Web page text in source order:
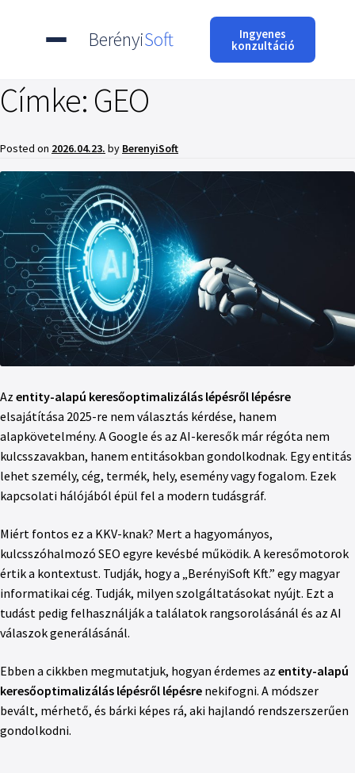
BerényiSoft Ingyenes
konzultáció
Címke: GEO
Posted on 2026.04.23. by BerenyiSoft
Az entity-alapú keresőoptimalizálás lépésről lépésre
elsajátítása 2025-re nem választás kérdése, hanem
alapkövetelmény. A Google és az AI-keresők már régóta nem
kulcsszavakban, hanem entitásokban gondolkodnak. Egy entitás
lehet személy, cég, termék, hely, esemény vagy fogalom. Ezek
kapcsolati hálójából épül fel a modern tudásgráf.
Miért fontos ez a KKV-knak? Mert a hagyományos,
kulcsszóhalmozó SEO egyre kevésbé működik. A keresőmotorok
értik a kontextust. Tudják, hogy a „BerényiSoft Kft.” egy magyar
informatikai cég. Tudják, milyen szolgáltatásokat nyújt. Ezt a
tudást pedig felhasználják a találatok rangsorolásánál és az AI
válaszok generálásánál.
Ebben a cikkben megmutatjuk, hogyan érdemes az entity-alapú
keresőoptimalizálás lépésről lépésre nekifogni. A módszer
bevált, mérhető, és bárki képes rá, aki hajlandó rendszerszerűen
gondolkodni.